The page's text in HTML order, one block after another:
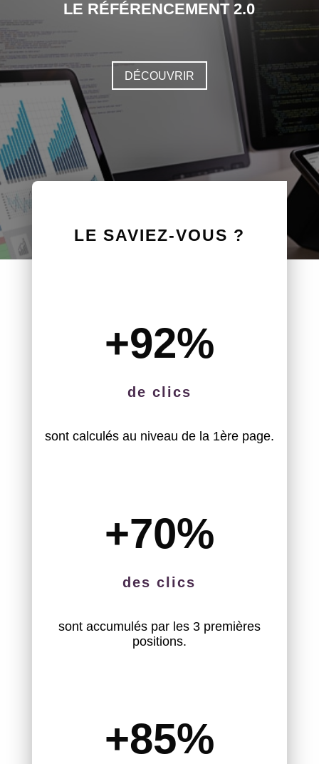
LE RÉFÉRENCEMENT 2.0
DÉCOUVRIR
LE SAVIEZ-VOUS ?
+92%
de clics
sont calculés au niveau de la 1ère page.
+70%
des clics
sont accumulés par les 3 premières
positions.
+85%